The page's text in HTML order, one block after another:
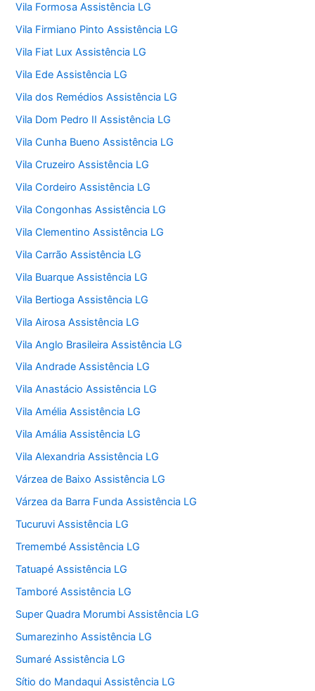
Vila Formosa Assistência LG
Vila Firmiano Pinto Assistência LG
Vila Fiat Lux Assistência LG
Vila Ede Assistência LG
Vila dos Remédios Assistência LG
Vila Dom Pedro II Assistência LG
Vila Cunha Bueno Assistência LG
Vila Cruzeiro Assistência LG
Vila Cordeiro Assistência LG
Vila Congonhas Assistência LG
Vila Clementino Assistência LG
Vila Carrão Assistência LG
Vila Buarque Assistência LG
Vila Bertioga Assistência LG
Vila Airosa Assistência LG
Vila Anglo Brasileira Assistência LG
Vila Andrade Assistência LG
Vila Anastácio Assistência LG
Vila Amélia Assistência LG
Vila Amália Assistência LG
Vila Alexandria Assistência LG
Várzea de Baixo Assistência LG
Várzea da Barra Funda Assistência LG
Tucuruvi Assistência LG
Tremembé Assistência LG
Tatuapé Assistência LG
Tamboré Assistência LG
Super Quadra Morumbi Assistência LG
Sumarezinho Assistência LG
Sumaré Assistência LG
Sítio do Mandaqui Assistência LG